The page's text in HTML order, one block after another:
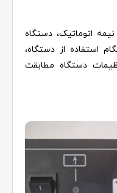
اتوماتیک، دستگاه
استفاده از دستگاه،
دستگاه مطابقت